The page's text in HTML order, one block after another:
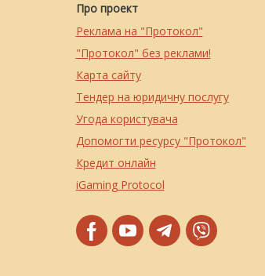
Про проект
Реклама на "Протокол"
"Протокол" без реклами!
Карта сайту
Тендер на юридичну послугу
Угода користувача
Допомогти ресурсу "Протокол"
Кредит онлайн
iGaming Protocol